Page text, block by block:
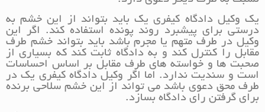
یک وکیل دادگاه کیفری یک باید بتواند از این خشم به
درستی برای پیشبرد روند پونده استفاده کند. اگر این
وکیل در طرف متهم یا مجرم باشد باید بتواند خشم طرف
مقابل را کنترل کند و به دادگاه ثابت کند که بسیاری از
صحبت ها و خواسته های طرف مقابل بر اساس احساسات
است و سندیت ندارد. اما اگر وکیل دادگاه کیفری یک در
طرف محق دعوی باشد می تواند از این خشم سلاحی برنده
برای گرفتن رای دادگاه بسازد.